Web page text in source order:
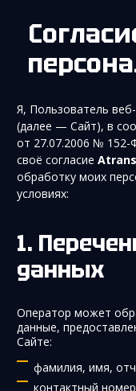
Согласие на обработку
Я, Пользователь
(далее — Сайт), в
от 27.07.2006 № 152-
своё согласие
обработку моих
условиях:
данных
Оператор может
данные,
Сайте:
фамилия, имя,
контактный